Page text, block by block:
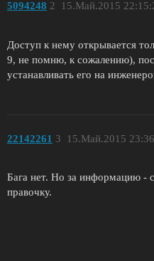
5094248 15.Май.2015
2
Доступ к нему открывается
9, не помню, к сожалению),
устанавливать его на
22142261 15.Май.2015
3
Бага нет. Но за информацию -
правочку.